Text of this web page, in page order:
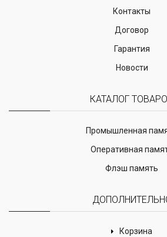
Контакты
Договор
Гарантия
Новости
КАТАЛОГ
Промышленная
Оперативная
Флэш память
Корзина